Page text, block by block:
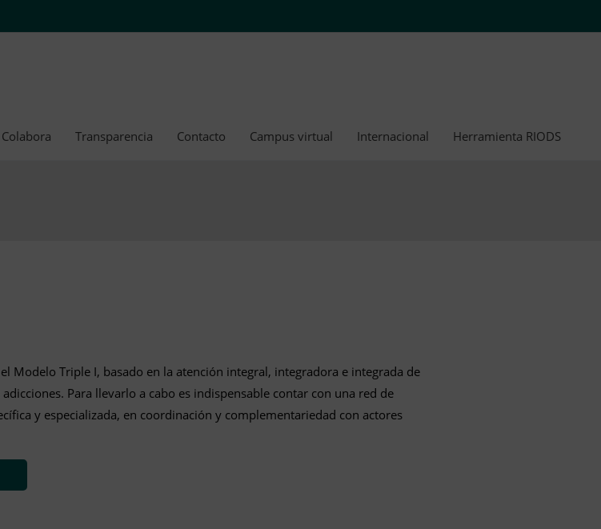
Colabora Transparencia Contacto Campus virtual Internacional Herramienta RIODS
Modelo Triple I, basado en la atención integral, integradora e integrada de
Para llevarlo a cabo es indispensable contar con una red de
y especializada, en coordinación y complementariedad con actores